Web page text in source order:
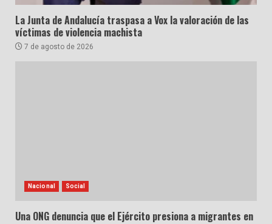
La Junta de Andalucía traspasa a Vox la valoración de las
víctimas de violencia machista
7 de agosto de 2026
Nacional Social
Una ONG denuncia que el Ejército presiona a migrantes en